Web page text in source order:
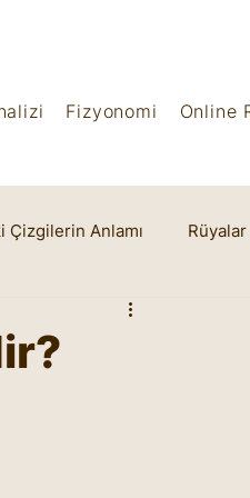
Fizyonomi Online
Çizgilerin Anlamı Rüyalar